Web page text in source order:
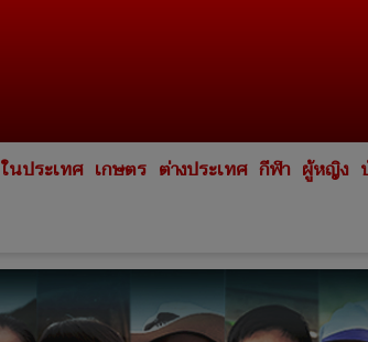
ในประเทศ เกษตร ต่างประเทศ กีฬา ผู้หญิง